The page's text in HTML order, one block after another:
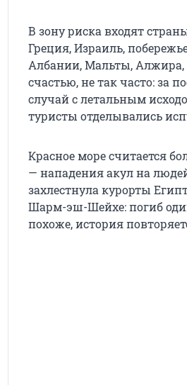
В зону риска входят
Греция, Израиль,
Албании, Мальты, Алжира,
счастью, не так часто: за
случай с летальным
туристы отделывались
Красное море считается
— нападения акул на
захлестнула курорты
Шарм-эш-Шейхе: погиб
похоже, история